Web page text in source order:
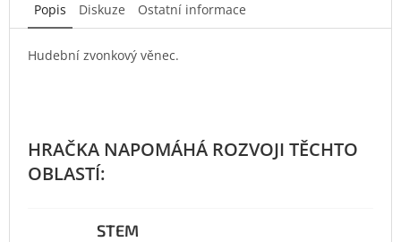
Popis Diskuze Ostatní informace
Hudební zvonkový věnec.
STEM